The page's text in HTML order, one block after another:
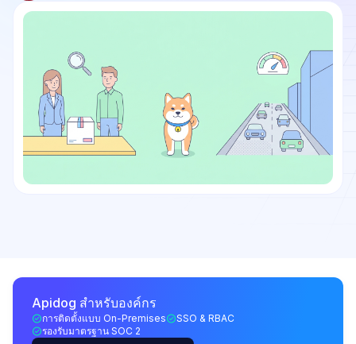
Apidog สำหรับองค์กร
การติดตั้งแบบ On-Premises
SSO & RBAC
รองรับมาตรฐาน SOC 2